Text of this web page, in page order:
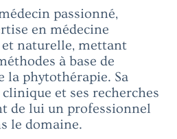
passionné,
en médecine
naturelle, mettant
à base de
la phytothérapie. Sa
et ses recherches
de lui un professionnel
le domaine.